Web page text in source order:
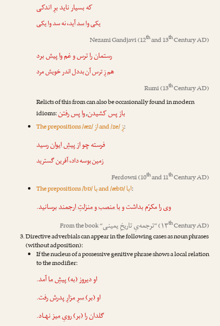
که بسیار ناید برِ اندکی
یکیوا سدآید، نه سدوا یکی
Nezami Gandjavi(12thand 13thCentury AD)
رستمان را ترس و غموا پیشبرد
هم زِ ترس آن بددل اندر خویش مرد
Rumi(13thCentury AD)
Relicts of this from can also be occasionally found in modern
idioms: باز پس کشیدن,وا پسرفتن
The prepositions /æz/ازand /ze/زِ:
فرسته چواز پیشِ ایوانرسید
زمین بوسه داد، آفرین گسترید
Ferdowsi(10thand 11thCentury AD)
The prepositions /bɒ/باand /æbɒ/ابا:
وی را مکرّم بداشت وبا منصب و منزلتِ ارجمندبرسانید.
From the book “ترجمه‌یِ تاریخِ یمینی ” (۱۳thCentury AD)
Directive adverbials can appear in the following cases as noun phrases
(without adposition):
If the nucleus of a possessive genitive phrase shows a local relation
to the modifier:
او دیروز(به) پیشِ ماآمد.
او(بر) سرِ مزارِ پدرشرفت.
گلدان را(بر) رویِ میزنهـاد.